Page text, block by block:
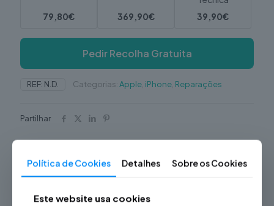
79,80€ 369,90€
39,90€
Pedir Recolha Gratuita
REF: N.D. Categorias:Apple iPhone Reparações
Partilhar
Política de Cookies Detalhes Sobre os Cookies
Este website usa cookies